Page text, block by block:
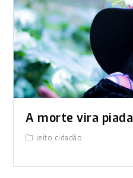
A morte vira piada
jeito cidadão